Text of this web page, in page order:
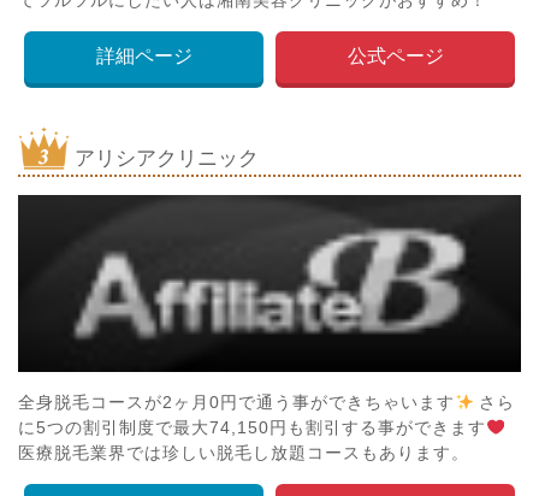
詳細ページ 公式ページ
アリシアクリニック
全身脱毛コースが2ヶ月0円で通う事ができちゃいます
さら
に5つの割引制度で最大74,150円も割引する事ができます
医療脱毛業界では珍しい脱毛し放題コースもあります。